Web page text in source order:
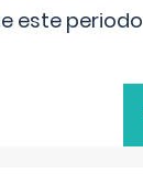
este periodo